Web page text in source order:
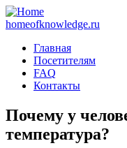
homeofknowledge.ru
Главная
Посетителям
FAQ
Контакты
Почему у
температура?